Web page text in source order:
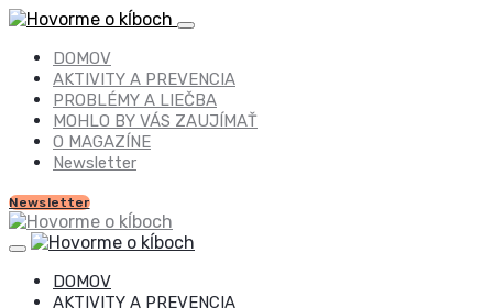
DOMOV
AKTIVITY A PREVENCIA
PROBLÉMY A LIEČBA
MOHLO BY VÁS ZAUJÍMAŤ
O MAGAZÍNE
Newsletter
Newsletter
DOMOV
AKTIVITY A PREVENCIA